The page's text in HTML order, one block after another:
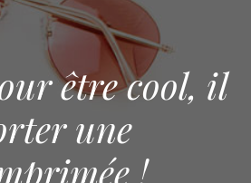
être cool, il
une
!